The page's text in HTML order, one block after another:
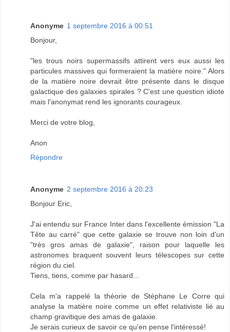
Anonyme 1 septembre 2016 à 00:51
Bonjour,
"les trous noirs supermassifs attirent vers eux aussi les
particules massives qui formeraient la matière noire." Alors
de la matière noire devrait être présente dans le disque
galactique des galaxies spirales ? C'est une question idiote
mais l'anonymat rend les ignorants courageux.
Merci de votre blog,
Anon
Répondre
Anonyme 2 septembre 2016 à 20:23
Bonjour Eric,
J'ai entendu sur France Inter dans l'excellente émission "La
Tête au carré" que cette galaxie se trouve non loin d'un
"très gros amas de galaxie", raison pour laquelle les
astronomes braquent souvent leurs télescopes sur cette
région du ciel.
Tiens, tiens, comme par hasard...
Cela m'a rappelé la théorie de Stéphane Le Corre qui
analyse la matière noire comme un effet relativiste lié au
champ gravitique des amas de galaxie.
Je serais curieux de savoir ce qu'en pense l'intéressé!